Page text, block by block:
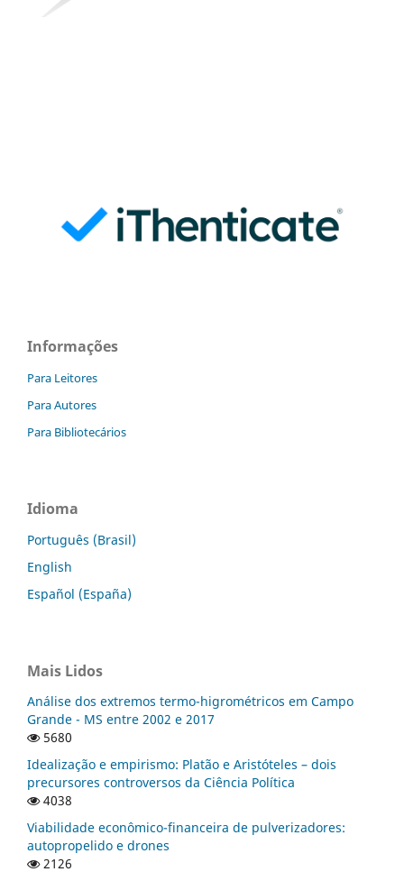
Informações
Para Leitores
Para Autores
Para Bibliotecários
Idioma
Português (Brasil)
English
Español (España)
Mais Lidos
Análise dos extremos termo-higrométricos em Campo
Grande - MS entre 2002 e 2017
5680
Idealização e empirismo: Platão e Aristóteles – dois
precursores controversos da Ciência Política
4038
Viabilidade econômico-financeira de pulverizadores:
autopropelido e drones
2126